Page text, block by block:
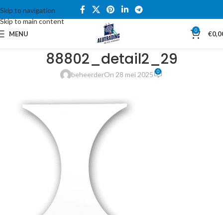
Skip to navigation
Skip to main content
MENU 0 €
88802_detail2_29
beheerderOn 28 mei 2025 0